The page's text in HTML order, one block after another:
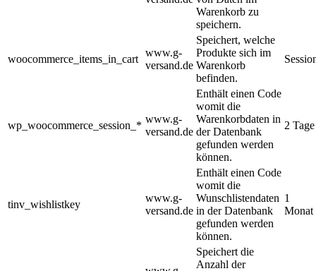
Warenkorb zu
speichern.
woocommerce_items_in_cart
www.g-
versand.de
Speichert, welche
Produkte sich im
Warenkorb
befinden.
wp_woocommerce_session_*
www.g-
versand.de
Enthält einen Code
womit die
Warenkorbdaten in
der Datenbank
gefunden werden
können.
2 Tage
tinv_wishlistkey
www.g-
versand.de
Enthält einen Code
womit die
Wunschlistendaten
in der Datenbank
gefunden werden
können.
1
Monat
Speichert die
Anzahl der